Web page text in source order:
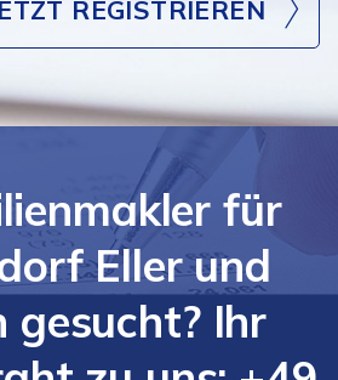
REGISTRIEREN
für
Eller und
gesucht? Ihr